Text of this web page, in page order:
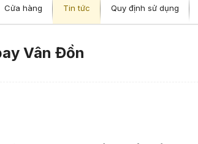
Cửa hàng Tin tức Quy định sử dụng
Vân Đồn